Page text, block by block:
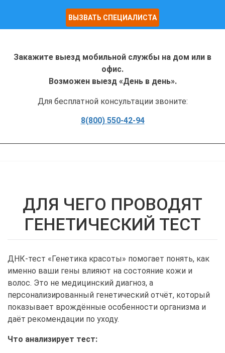
ВЫЗВАТЬ СПЕЦИАЛИСТА
Закажите выезд мобильной службы на дом или в
офис.
Возможен выезд «День в день».
Для бесплатной консультации звоните:
8(800) 550-42-94
ДЛЯ ЧЕГО ПРОВОДЯТ
ГЕНЕТИЧЕСКИЙ ТЕСТ
ДНК-тест «Генетика красоты» помогает понять, как
именно ваши гены влияют на состояние кожи и
волос. Это не медицинский диагноз, а
персонализированный генетический отчёт, который
показывает врождённые особенности организма и
даёт рекомендации по уходу.
Что анализирует тест: